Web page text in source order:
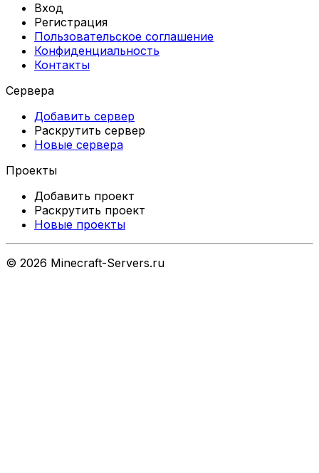
Вход
Регистрация
Пользовательское соглашение
Конфиденциальность
Контакты
Сервера
Добавить сервер
Раскрутить сервер
Новые сервера
Проекты
Добавить проект
Раскрутить проект
Новые проекты
© 2026 Minecraft-Servers.ru